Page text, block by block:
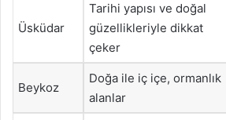
Üsküdar
Tarihi yapısı ve doğal
güzellikleriyle dikkat
çeker
Beykoz
Doğa ile iç içe, ormanlık
alanlar